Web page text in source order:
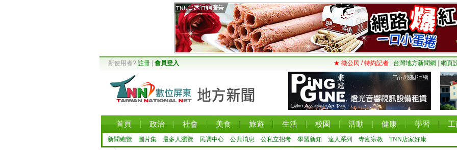
新使用者? 註冊 會員登入 ★ 徵公民 / 特約記者 台灣地方新聞網 網頁
首頁 政治 社會 美食 旅遊 生活 校園 活動 健康 學習 工
新聞總覽 圖片集 最多人瀏覽 民調中心 公共消息 公私立招考 學習新知 達人系列 寺廟宗教 TNN店家好康